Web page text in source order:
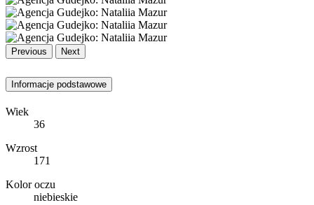
Previous Next
Informacje podstawowe
Wiek
36
Wzrost
171
Kolor oczu
niebieskie